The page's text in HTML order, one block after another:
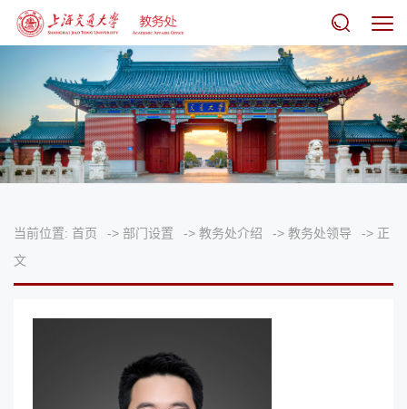
当前位置: 首页 -> 部门设置 -> 教务处介绍 -> 教务处领导 -> 正
文